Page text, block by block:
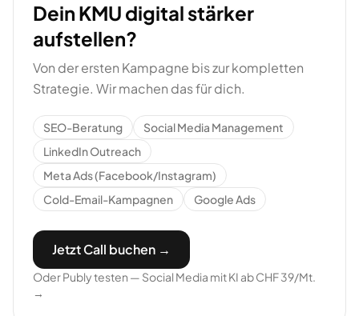
Dein KMU digital stärker
aufstellen?
Von der ersten Kampagne bis zur kompletten
Strategie. Wir machen das für dich.
SEO-Beratung
Social Media Management
LinkedIn Outreach
Meta Ads (Facebook/Instagram)
Cold-Email-Kampagnen
Google Ads
Jetzt Call buchen →
Oder Publy testen — Social Media mit KI ab CHF 39/Mt.
→